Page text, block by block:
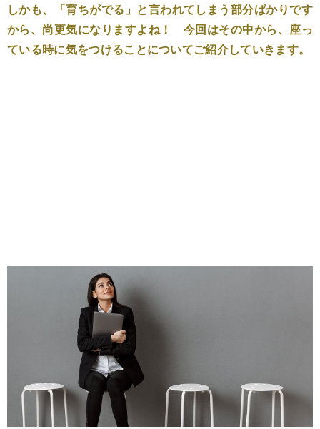
しかも、「育ちがでる」と言われてしまう部分ばかりです
から、尚更気になりますよね！ 今回はその中から、座っ
ている時に気をつけることについてご紹介していきます。